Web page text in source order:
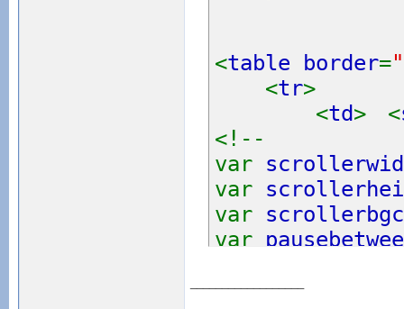
<table border=
<tr>
<td> <
<!--
var
var
var
var
slideimages